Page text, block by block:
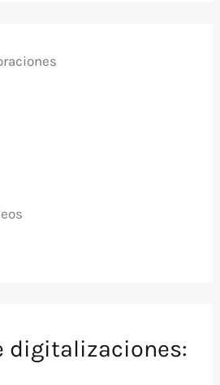
digitalizaciones: